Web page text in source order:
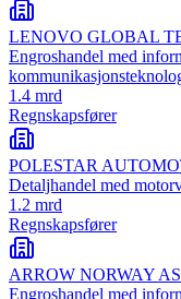
LENOVO GLOBAL
Engroshandel med
1.4 mrd
Regnskapsfører
POLESTAR
Detaljhandel med
1.2 mrd
Regnskapsfører
ARROW NORWAY AS
Engroshandel med